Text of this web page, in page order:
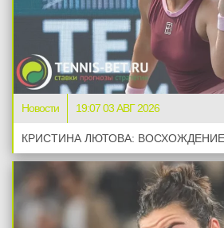
Новости 19:07 03 АВГ 2026
КРИСТИНА ЛЮТОВА: